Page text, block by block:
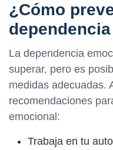
¿Cómo
La dependencia
superar, pero es
medidas adecuadas.
recomendaciones
emocional:
Trabaja en tu